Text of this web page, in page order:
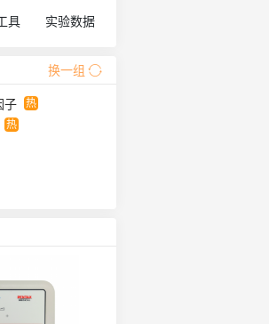
具
实验数据
换一组
子 热
热